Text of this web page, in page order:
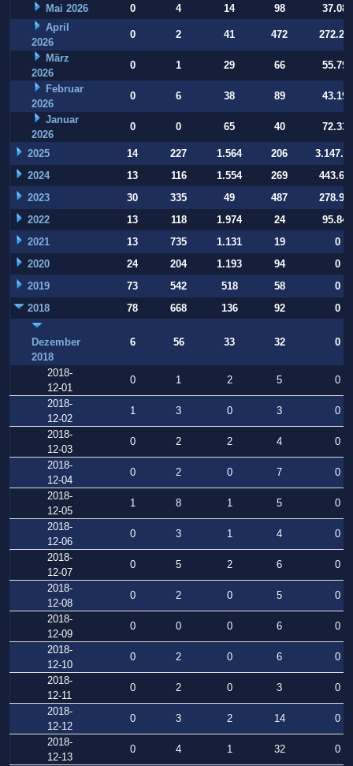
Mai 2026 0 4 14 98
37.084
April
2026
0 2 41 472
März
2026
0 1 29 66
55.794
Februar
2026
0 6 38 89
43.197
Januar
2026
0 0 65 40 72.332
2025 14 227 1.564 206
2024
13 116 1.554 269
2023
30 335 49 487
2022
13 118 1.974 24
95.847
2021
13 735 1.131 19
0
2020
24 204 1.193 94
0
2019
73 542 518 58
0
2018
78 668 136 92 0
Dezember
2018
6 56 33 32 0
2018-
12-01
0 1 2 5
0
2018-
12-02
1 3 0 3
0
2018-
12-03
0 2 2 4
0
2018-
12-04
0 2 0 7
0
2018-
12-05
1 8 1 5
0
2018-
12-06
0 3 1 4
0
2018-
12-07
0 5 2 6
0
2018-
12-08
0 2 0 5
0
2018-
12-09
0 0 0 6
0
2018-
12-10
0 2 0 6
0
2018-
12-11
0 2 0 3
0
2018-
12-12
0 3 2 14
0
2018-
12-13
0 4 1 32
0